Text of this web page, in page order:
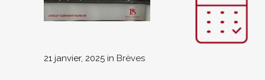
21 janvier, 2025 in Brèves